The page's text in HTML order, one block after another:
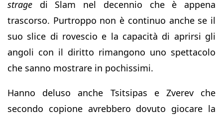
strage di Slam nel decennio che è appena
trascorso. Purtroppo non è continuo anche se il
suo slice di rovescio e la capacità di aprirsi gli
angoli con il diritto rimangono uno spettacolo
che sanno mostrare in pochissimi.
Hanno deluso anche Tsitsipas e Zverev che
secondo copione avrebbero dovuto giocare la